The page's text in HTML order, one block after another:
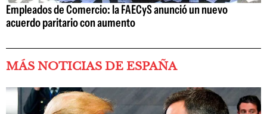
Empleados de Comercio: la FAECyS anunció un nuevo
acuerdo paritario con aumento
MÁS NOTICIAS DE ESPAÑA